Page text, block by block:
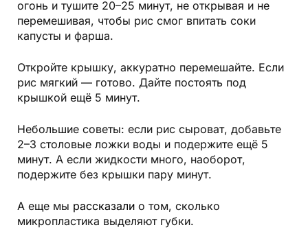
огонь и тушите 20–25 минут, не открывая и не
перемешивая, чтобы рис смог впитать соки
капусты и фарша.
Откройте крышку, аккуратно перемешайте. Если
рис мягкий — готово. Дайте постоять под
крышкой ещё 5 минут.
Небольшие советы: если рис сыроват, добавьте
2–3 столовые ложки воды и подержите ещё 5
минут. А если жидкости много, наоборот,
подержите без крышки пару минут.
А еще мы рассказали о том, сколько
микропластика выделяют губки.